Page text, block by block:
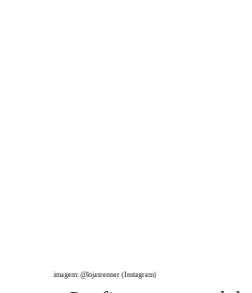
imagem: @lojasrenner (Instagram)